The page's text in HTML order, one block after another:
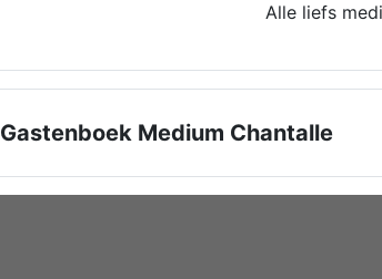
Alle liefs
Gastenboek Medium Chantalle